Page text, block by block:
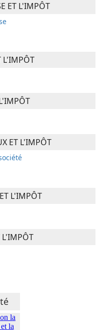
ET L'IMPÔT
L'IMPÔT
ET L'IMPÔT
L'IMPÔT
L'IMPÔT